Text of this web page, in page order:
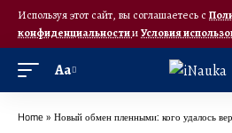
Используя этот сайт, вы соглашаетесь с
конфиденциальностииУсловия
Аа
Home » Новый обмен пленными: кого удалось